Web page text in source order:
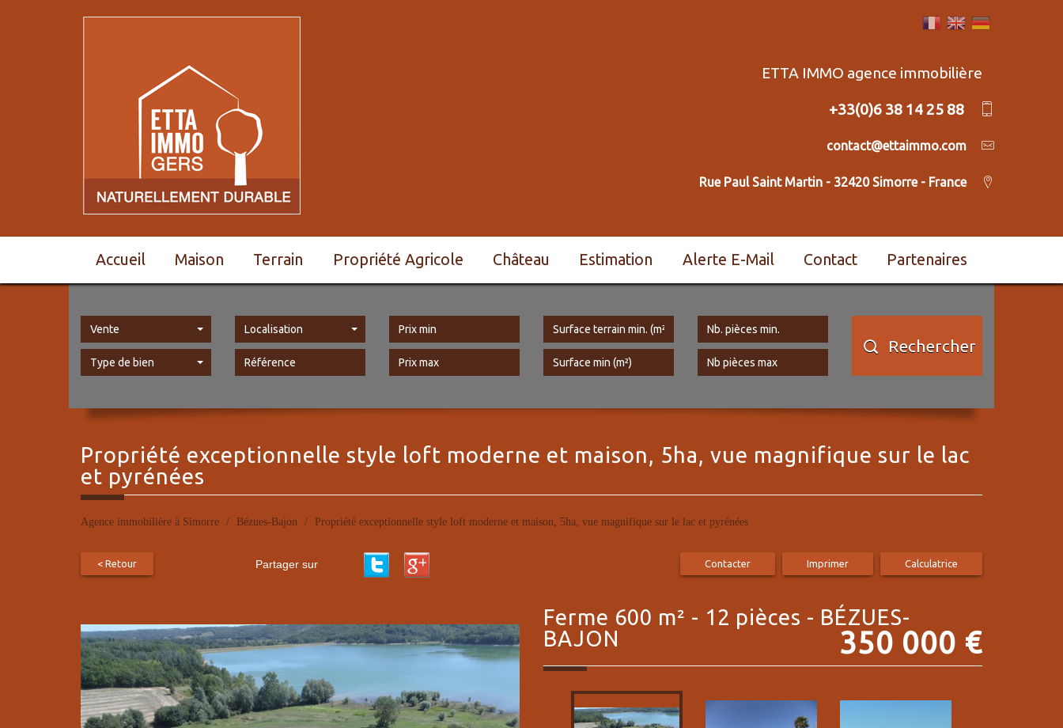
ETTA IMMO agence immobilière
+33(0)6 38 14 25 88
contact@ettaimmo.com
Rue Paul Saint Martin - 32420 Simorre - France
Accueil Maison Terrain Propriété Agricole Château Estimation Alerte E-Mail Contact Partenaires
Vente
Type de bien
Localisation
Rechercher
propriété exceptionnelle style loft moderne et maison, 5ha, vue magnifique sur le lac
et pyrénées
Agence immobilière à Simorre Bézues-Bajon Propriété exceptionnelle style loft moderne et maison, 5ha, vue magnifique sur le lac et pyrénées
< Retour Partager sur Contacter Imprimer Calculatrice
ferme 600 m² - 12 pièces - BÉZUES-
BAJON
350 000 €